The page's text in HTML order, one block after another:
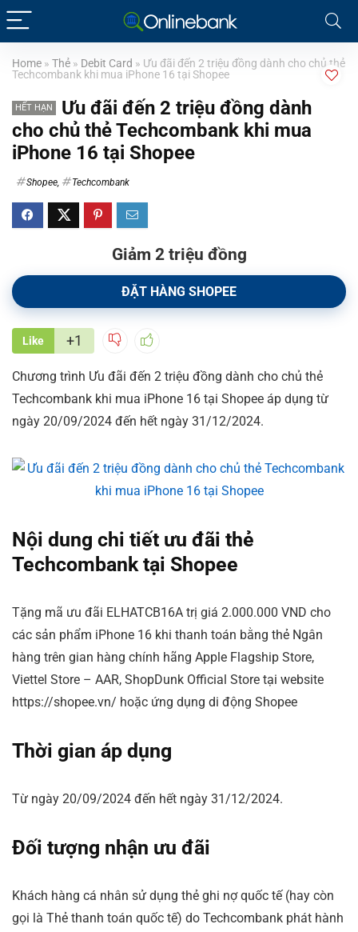
Home » Thẻ » Debit Card » Ưu đãi đến 2 triệu đồng dành cho chủ thẻ
Techcombank khi mua iPhone 16 tại Shopee
HẾT HẠN
Ưu đãi đến 2 triệu đồng dành
cho chủ thẻ Techcombank khi mua
iPhone 16 tại Shopee
Shopee, Techcombank
Giảm 2 triệu đồng
ĐẶT HÀNG SHOPEE
Like +1
Chương trình Ưu đãi đến 2 triệu đồng dành cho chủ thẻ
Techcombank khi mua iPhone 16 tại Shopee áp dụng từ
ngày 20/09/2024 đến hết ngày 31/12/2024.
Nội dung chi tiết ưu đãi thẻ
Techcombank tại Shopee
Tặng mã ưu đãi ELHATCB16A trị giá 2.000.000 VND cho
các sản phẩm iPhone 16 khi thanh toán bằng thẻ Ngân
hàng trên gian hàng chính hãng Apple Flagship Store,
Viettel Store – AAR, ShopDunk Official Store tại website
https://shopee.vn/ hoặc ứng dụng di động Shopee
Thời gian áp dụng
Từ ngày 20/09/2024 đến hết ngày 31/12/2024.
Đối tượng nhận ưu đãi
Khách hàng cá nhân sử dụng thẻ ghi nợ quốc tế (hay còn
gọi là Thẻ thanh toán quốc tế) do Techcombank phát hành